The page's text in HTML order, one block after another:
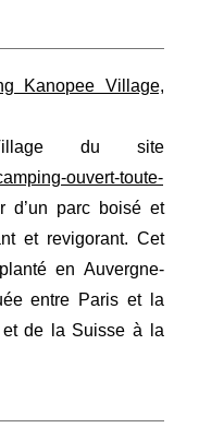
Kanopee Village,
du site
ouvert-toute-
parc boisé et
et revigorant. Cet
en Auvergne-
entre Paris et la
de la Suisse à la